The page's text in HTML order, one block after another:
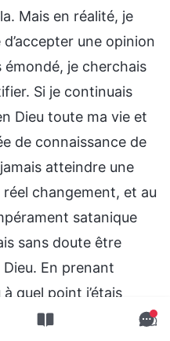
Mais en réalité, je
d’accepter une opinion
émondé, je cherchais
Si je continuais
Dieu toute ma vie et
de connaissance de
atteindre une
changement, et au
satanique
sans doute être
En prenant
quel point j’étais
!